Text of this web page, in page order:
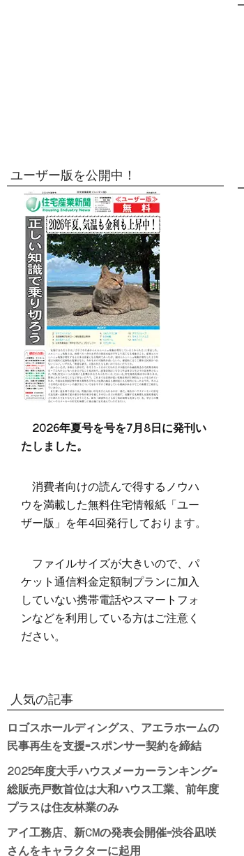
ユーザー版を公開中！
2026年夏号を号を7月8日に発刊い
たしました。
消費者向けの読んで得するノウハ
ウを満載した無料住宅情報紙「ユー
ザー版」を年4回発行しております。
ファイルサイズが大きいので、パ
ケット通信料金定額制プランに加入
していない携帯電話やスマートフォ
ンなどを利用している方はご注意く
ださい。
人気の記事
ロゴスホールディングス、アエラホームの
民事再生を支援=スポンサー契約を締結
2025年度大手ハウスメーカーランキング=
総販売戸数首位は大和ハウス工業、前年度
プラスは住友林業のみ
アイ工務店、新CMの発表会開催=渋谷凪咲
さんをキャラクターに起用